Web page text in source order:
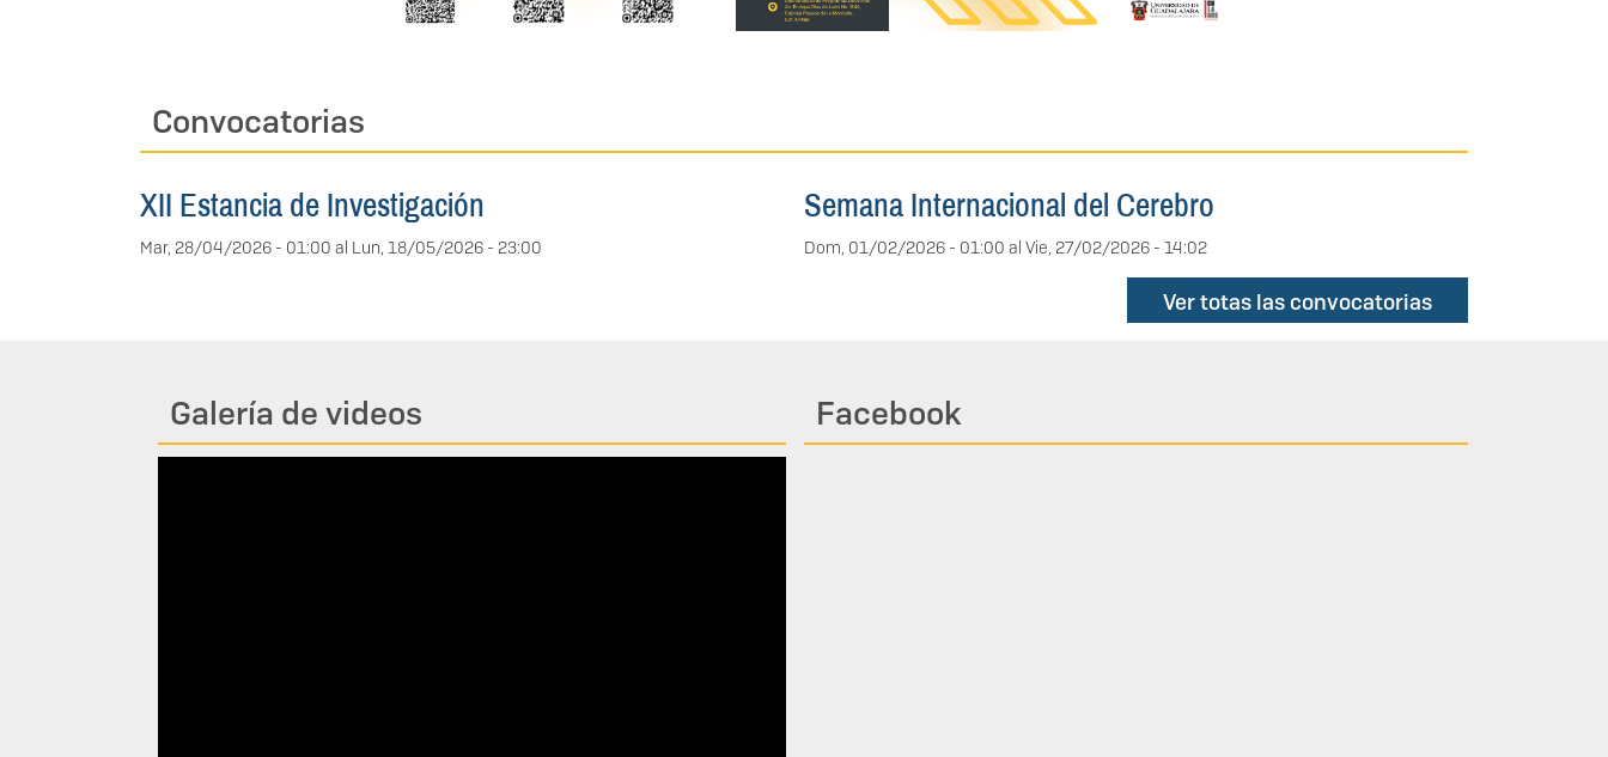
Convocatorias
XII Estancia de Investigación
Mar, 28/04/2026 - 01:00 al Lun, 18/05/2026 - 23:00
Semana Internacional del Cerebro
Dom, 01/02/2026 - 01:00 al Vie, 27/02/2026 - 14:02
Ver totas las convocatorias
Galería de videos Facebook